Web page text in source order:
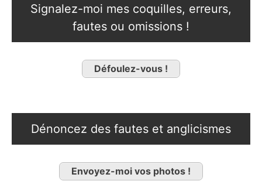
Signalez-moi mes coquilles, erreurs,
fautes ou omissions !
Défoulez-vous !
Dénoncez des fautes et anglicismes
Envoyez-moi vos photos !